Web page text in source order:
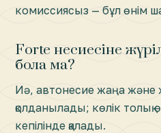
комиссиясыз — бұл өнім
Forte несиесіне
бола ма?
Иә, автонесие жаңа және
қолданылады; көлік толық
кепілінде қалады.